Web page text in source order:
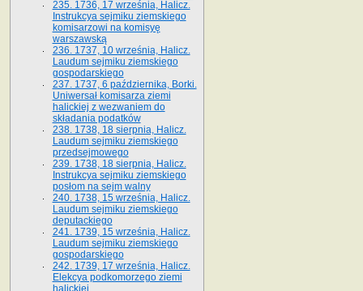
235. 1736, 17 września, Halicz.
Instrukcya sejmiku ziemskiego
komisarzowi na komisyę
warszawską
236. 1737, 10 września, Halicz.
Laudum sejmiku ziemskiego
gospodarskiego
237. 1737, 6 października, Borki.
Uniwersał komisarza ziemi
halickiej z wezwaniem do
składania podatków
238. 1738, 18 sierpnia, Halicz.
Laudum sejmiku ziemskiego
przedsejmowego
239. 1738, 18 sierpnia, Halicz.
Instrukcya sejmiku ziemskiego
posłom na sejm walny
240. 1738, 15 września, Halicz.
Laudum sejmiku ziemskiego
deputackiego
241. 1739, 15 września, Halicz.
Laudum sejmiku ziemskiego
gospodarskiego
242. 1739, 17 września, Halicz.
Elekcya podkomorzego ziemi
halickiej